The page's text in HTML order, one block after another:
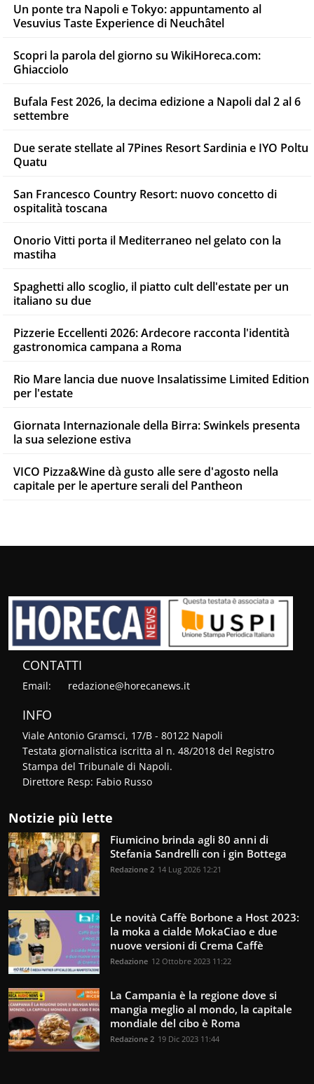
Un ponte tra Napoli e Tokyo: appuntamento al
Vesuvius Taste Experience di Neuchâtel
Scopri la parola del giorno su WikiHoreca.com:
Ghiacciolo
Bufala Fest 2026, la decima edizione a Napoli dal 2 al 6
settembre
Due serate stellate al 7Pines Resort Sardinia e IYO Poltu
Quatu
San Francesco Country Resort: nuovo concetto di
ospitalità toscana
Onorio Vitti porta il Mediterraneo nel gelato con la
mastiha
Spaghetti allo scoglio, il piatto cult dell'estate per un
italiano su due
Pizzerie Eccellenti 2026: Ardecore racconta l'identità
gastronomica campana a Roma
Rio Mare lancia due nuove Insalatissime Limited Edition
per l'estate
Giornata Internazionale della Birra: Swinkels presenta
la sua selezione estiva
VICO Pizza&Wine dà gusto alle sere d'agosto nella
capitale per le aperture serali del Pantheon
CONTATTI
Email: redazione@horecanews.it
INFO
Viale Antonio Gramsci, 17/B - 80122 Napoli
Testata giornalistica iscritta al n. 48/2018 del Registro
Stampa del Tribunale di Napoli.
Direttore Resp: Fabio Russo
Notizie più lette
Fiumicino brinda agli 80 anni di
Stefania Sandrelli con i gin Bottega
Redazione 2 14 Lug 2026 12:21
Le novità Caffè Borbone a Host 2023:
la moka a cialde MokaCiao e due
nuove versioni di Crema Caffè
Redazione 12 Ottobre 2023 11:22
La Campania è la regione dove si
mangia meglio al mondo, la capitale
mondiale del cibo è Roma
Redazione 2 19 Dic 2023 11:44